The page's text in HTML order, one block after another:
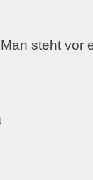
steht vor